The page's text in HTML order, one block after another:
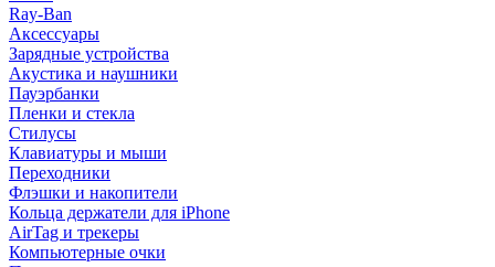
Ray-Ban
Аксессуары
Зарядные устройства
Акустика и наушники
Пауэрбанки
Пленки и стекла
Стилусы
Клавиатуры и мыши
Переходники
Флэшки и накопители
Кольца держатели для iPhone
AirTag и трекеры
Компьютерные очки